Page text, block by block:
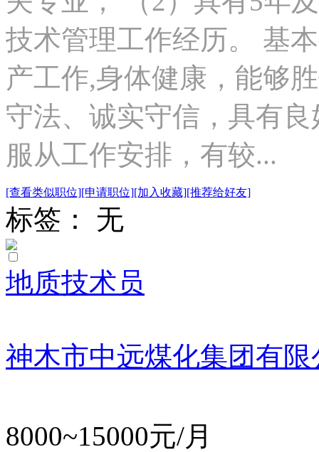
技术管理工作经历。 基
产工作,身体健康，能够
守法、诚实守信，具有
服从工作安排，有较...
[查看类似职位][申请职位][加入收藏][推荐给好友]
标签： 无
地质技术员
神木市中远煤化集团有限
8000~15000元/月